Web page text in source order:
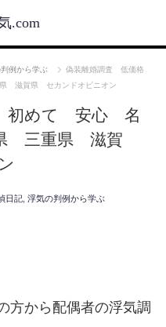
.com
例から学ぶ
偽装離婚調査 低価格
滋賀県 セカンドオピニオン
初めて 安心 名
三重県 滋賀
日記 浮気の判例から学ぶ
方から配偶者の浮気調